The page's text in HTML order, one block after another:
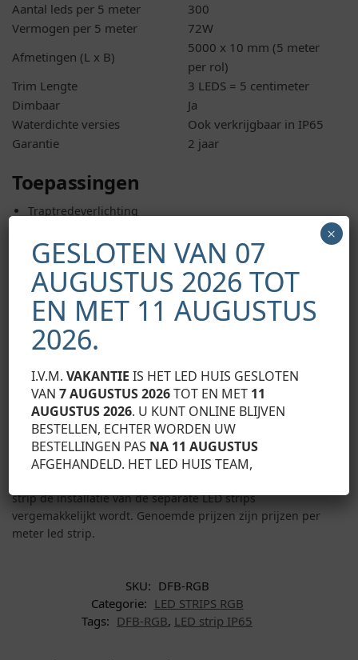
Aantal leds per 5 meter
300
Vermogen per 5 meter
72W
Afmetingen (L x B)
5000 x 10 mm (5 meter
per rol)
Trim Lengte
3 LEDS = 5 centimeter
Dimbaar
Ja
Waterdichte versies
Ook verkrijgbaar in IP65
Garantie
2 jaar
Toepassingen
Traptredeverlichting
Profielverlichting
Keukenverlichting
Standbouw
Meubelbouw
Sfeerverlichting
Elke LED strip is aan de achterzijde voorzien van een
dubbelzijdige 3M plakstrip waarmee de LED strip
gemakkelijk in een LED profiel geplakt kan worden. De LED
strip is voorzien van draad aan beide uiteinden van de rol
van 5 meter zodat de LED strips gemakkelijk op elkaar
strip de installatie van de separate LED strips
vergemakkelijkt wordt. Genoemde prijzen zijn prijzen per
meter led strip.
SKU: DFB-RGB
Categorie: LED STRIPS RGB
Tags: DFB-RGB, LED strip IP65
GESLOTEN VAN 07
AUGUSTUS 2026 TOT
EN MET 11 AUGUSTUS
2026.
I.V.M.VAKANTIE IS HET LED HUIS GESLOTEN
VAN7 AUGUSTUS 2026TOT EN MET 11
AUGUSTUS 2026. U KUNT ONLINE BLIJVEN
BESTELLEN, ECHTER WORDEN UW
BESTELLINGEN PAS NA 11 AUGUSTUS
AFGEHANDELD. HET LED HUIS TEAM,
×